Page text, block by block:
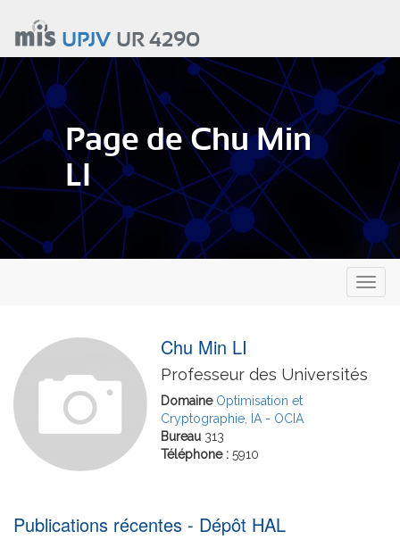
contenu
principal
UPJVUR 4290
Page de Chu Min
LI
Chu Min LI
Professeur des Universités
Domaine Optimisation et
Cryptographie, IA - OCIA
Bureau 313
Téléphone : 5910
Publications récentes - Dépôt HAL